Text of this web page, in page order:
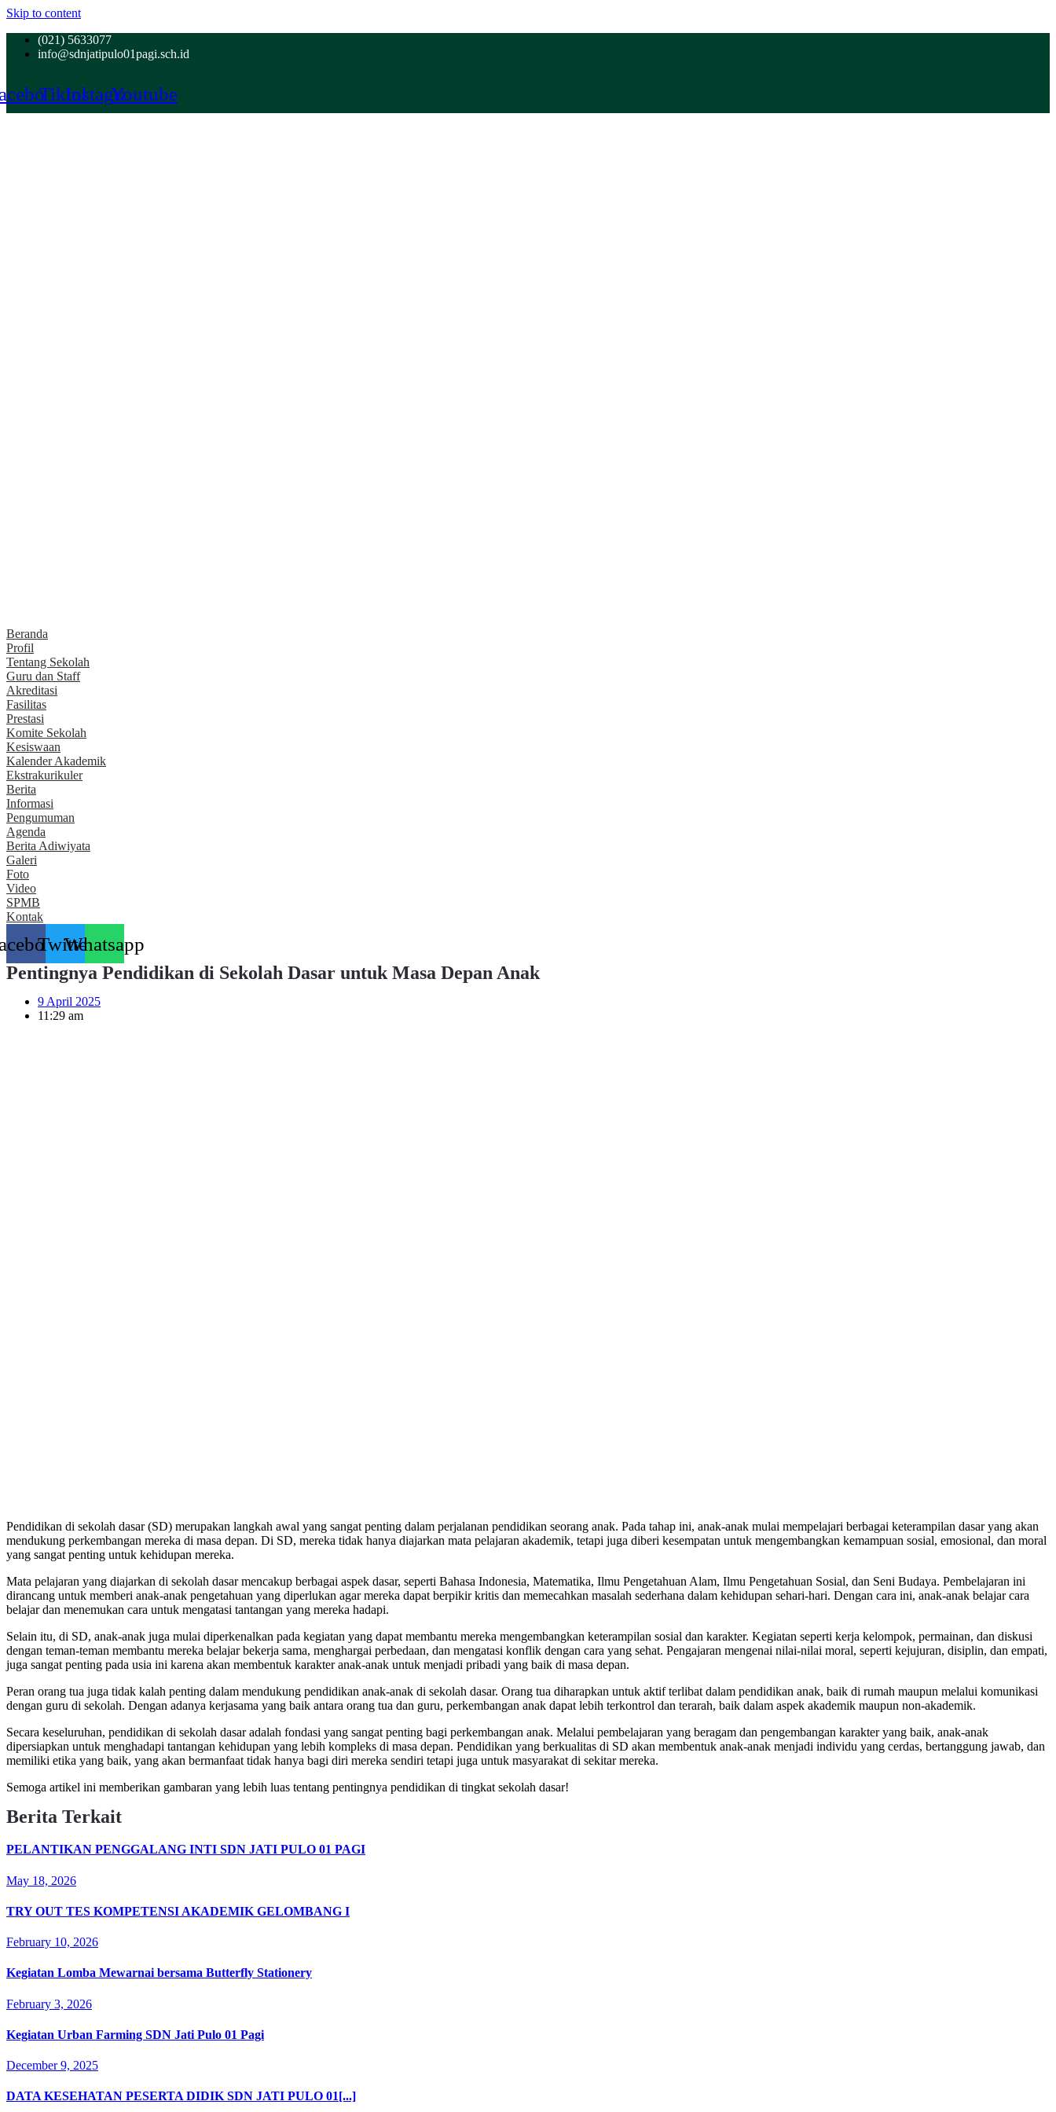
Skip to content
(021) 5633077
info@sdnjatipulo01pagi.sch.id
TiktokInstagramYoutube
Beranda
Profil
Tentang Sekolah
Guru dan Staff
Akreditasi
Fasilitas
Prestasi
Komite Sekolah
Kesiswaan
Kalender Akademik
Ekstrakurikuler
Berita
Informasi
Pengumuman
Agenda
Berita Adiwiyata
Galeri
Foto
Video
SPMB
Kontak
TwitterWhatsapp
Pentingnya Pendidikan di Sekolah Dasar untuk Masa Depan Anak
9 April 2025
11:29 am
Pendidikan di sekolah dasar (SD) merupakan langkah awal yang sangat penting dalam perjalanan pendidikan seorang anak. Pada tahap ini, anak-anak mulai mempelajari berbagai keterampilan dasar yang akan
mendukung perkembangan mereka di masa depan. Di SD, mereka tidak hanya diajarkan mata pelajaran akademik, tetapi juga diberi kesempatan untuk mengembangkan kemampuan sosial, emosional, dan moral
yang sangat penting untuk kehidupan mereka.
Mata pelajaran yang diajarkan di sekolah dasar mencakup berbagai aspek dasar, seperti Bahasa Indonesia, Matematika, Ilmu Pengetahuan Alam, Ilmu Pengetahuan Sosial, dan Seni Budaya. Pembelajaran ini
dirancang untuk memberi anak-anak pengetahuan yang diperlukan agar mereka dapat berpikir kritis dan memecahkan masalah sederhana dalam kehidupan sehari-hari. Dengan cara ini, anak-anak belajar cara
belajar dan menemukan cara untuk mengatasi tantangan yang mereka hadapi.
Selain itu, di SD, anak-anak juga mulai diperkenalkan pada kegiatan yang dapat membantu mereka mengembangkan keterampilan sosial dan karakter. Kegiatan seperti kerja kelompok, permainan, dan diskusi
dengan teman-teman membantu mereka belajar bekerja sama, menghargai perbedaan, dan mengatasi konflik dengan cara yang sehat. Pengajaran mengenai nilai-nilai moral, seperti kejujuran, disiplin, dan empati,
juga sangat penting pada usia ini karena akan membentuk karakter anak-anak untuk menjadi pribadi yang baik di masa depan.
Peran orang tua juga tidak kalah penting dalam mendukung pendidikan anak-anak di sekolah dasar. Orang tua diharapkan untuk aktif terlibat dalam pendidikan anak, baik di rumah maupun melalui komunikasi
dengan guru di sekolah. Dengan adanya kerjasama yang baik antara orang tua dan guru, perkembangan anak dapat lebih terkontrol dan terarah, baik dalam aspek akademik maupun non-akademik.
Secara keseluruhan, pendidikan di sekolah dasar adalah fondasi yang sangat penting bagi perkembangan anak. Melalui pembelajaran yang beragam dan pengembangan karakter yang baik, anak-anak
dipersiapkan untuk menghadapi tantangan kehidupan yang lebih kompleks di masa depan. Pendidikan yang berkualitas di SD akan membentuk anak-anak menjadi individu yang cerdas, bertanggung jawab, dan
memiliki etika yang baik, yang akan bermanfaat tidak hanya bagi diri mereka sendiri tetapi juga untuk masyarakat di sekitar mereka.
Semoga artikel ini memberikan gambaran yang lebih luas tentang pentingnya pendidikan di tingkat sekolah dasar!
Berita Terkait
PELANTIKAN PENGGALANG INTI SDN JATI PULO 01 PAGI
May 18, 2026
TRY OUT TES KOMPETENSI AKADEMIK GELOMBANG I
February 10, 2026
Kegiatan Lomba Mewarnai bersama Butterfly Stationery
February 3, 2026
Kegiatan Urban Farming SDN Jati Pulo 01 Pagi
December 9, 2025
DATA KESEHATAN PESERTA DIDIK SDN JATI PULO 01[...]